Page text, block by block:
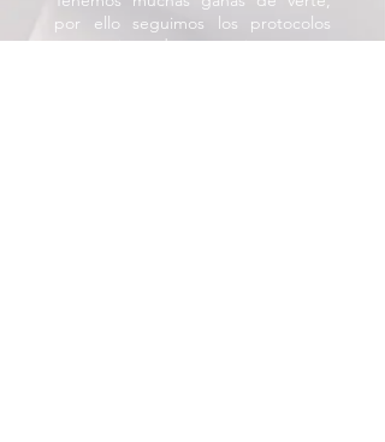
por ello seguimos los protocolos
más estrictos de prevención.